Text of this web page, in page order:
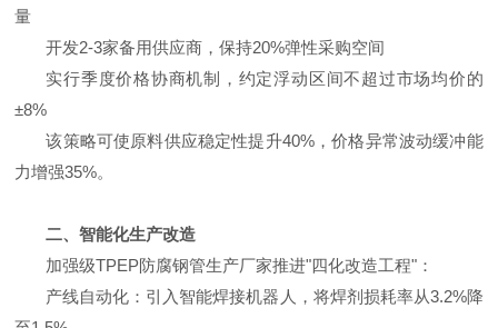
量
开发2-3家备用供应商，保持20%弹性采购空间
实行季度价格协商机制，约定浮动区间不超过市场均价的
±8%
该策略可使原料供应稳定性提升40%，价格异常波动缓冲能
力增强35%。
二、智能化生产改造
加强级TPEP防腐钢管生产厂家推进"四化改造工程"：
产线自动化：引入智能焊接机器人，将焊剂损耗率从3.2%降